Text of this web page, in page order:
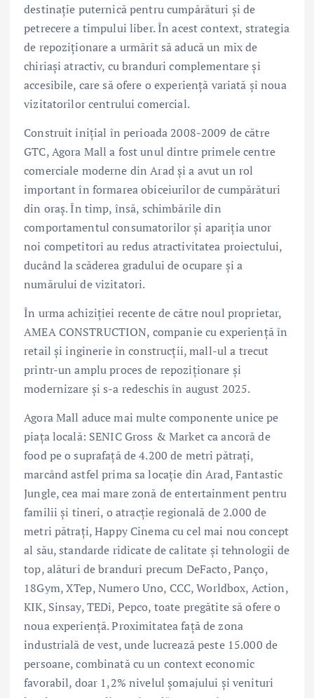
destinație puternică pentru cumpărături și de
petrecere a timpului liber. În acest context, strategia
de repoziționare a urmărit să aducă un mix de
chiriași atractiv, cu branduri complementare și
accesibile, care să ofere o experiență variată și noua
vizitatorilor centrului comercial.
Construit inițial în perioada 2008-2009 de către
GTC, Agora Mall a fost unul dintre primele centre
comerciale moderne din Arad și a avut un rol
important în formarea obiceiurilor de cumpărături
din oraș. În timp, însă, schimbările din
comportamentul consumatorilor și apariția unor
noi competitori au redus atractivitatea proiectului,
ducând la scăderea gradului de ocupare și a
numărului de vizitatori.
În urma achiziției recente de către noul proprietar,
AMEA CONSTRUCTION, companie cu experiență în
retail și inginerie în construcții, mall-ul a trecut
printr-un amplu proces de repoziționare și
modernizare și s-a redeschis în august 2025.
Agora Mall aduce mai multe componente unice pe
piața locală: SENIC Gross & Market ca ancoră de
food pe o suprafață de 4.200 de metri pătrați,
marcând astfel prima sa locație din Arad, Fantastic
Jungle, cea mai mare zonă de entertainment pentru
familii și tineri, o atracție regională de 2.000 de
metri pătrați, Happy Cinema cu cel mai nou concept
al său, standarde ridicate de calitate și tehnologii de
top, alături de branduri precum DeFacto, Panço,
18Gym, XTep, Numero Uno, CCC, Worldbox, Action,
KIK, Sinsay, TEDi, Pepco, toate pregătite să ofere o
noua experiență. Proximitatea față de zona
industrială de vest, unde lucrează peste 15.000 de
persoane, combinată cu un context economic
favorabil, doar 1,2% nivelul șomajului și venituri